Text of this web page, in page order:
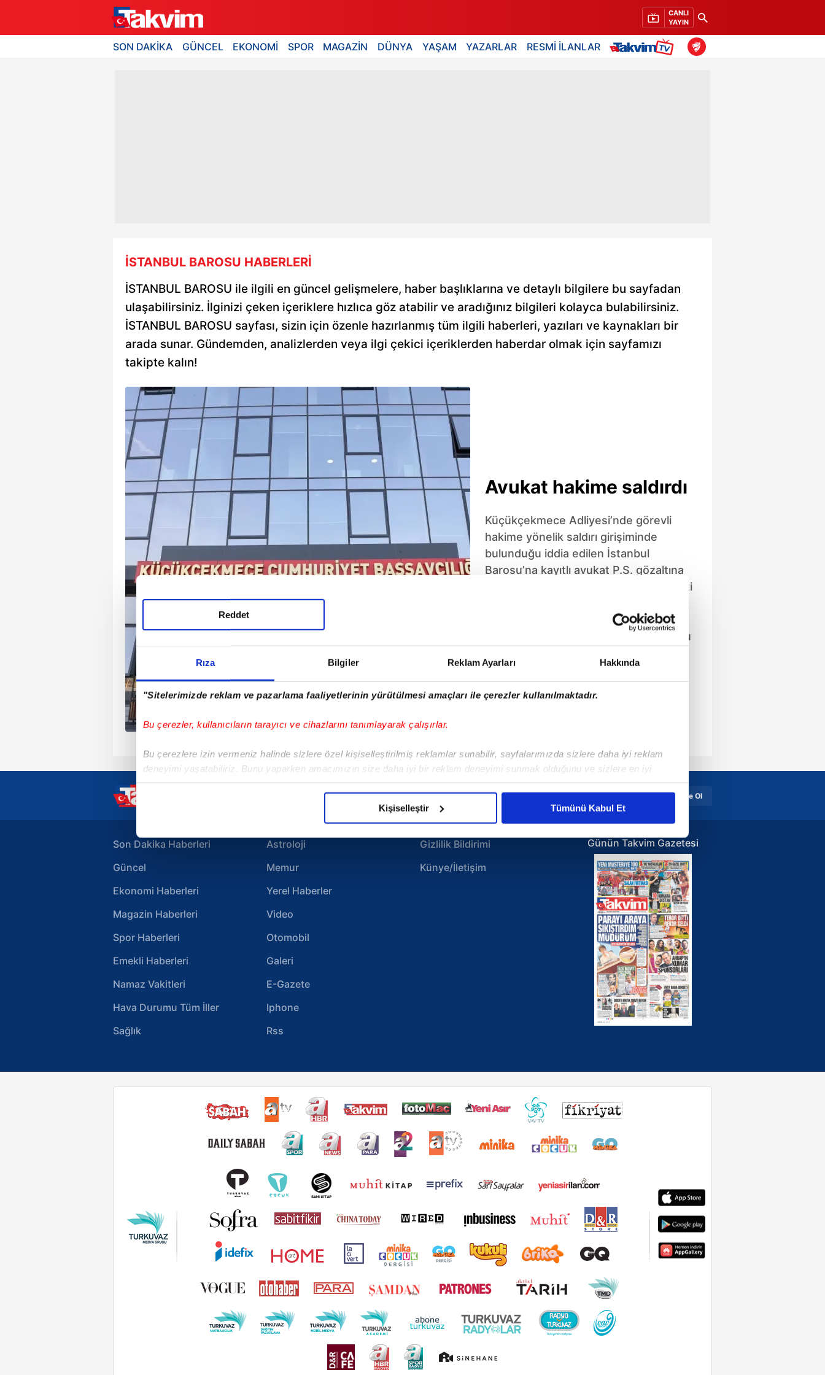
Rıza Bilgiler Reklam Ayarları Hakkında
"Sitelerimizde reklam ve pazarlama faaliyetlerinin yürütülmesi amaçları ile çerezler kullanılmaktadır.
Bu çerezler, kullanıcıların tarayıcı ve cihazlarını tanımlayarak çalışırlar.
Bu çerezlere izin vermeniz halinde sizlere özel kişiselleştirilmiş reklamlar sunabilir, sayfalarımızda sizlere daha iyi reklam
deneyimi yaşatabiliriz. Bunu yaparken amacımızın size daha iyi bir reklam deneyimi sunmak olduğunu ve sizlere en iyi
içerikleri sunabilmek adına elimizden gelen çabayı gösterdiğimizi ve bu noktada, reklamların maliyetlerimizi karşılamak
Sizlere daha iyi bir hizmet sunabilmek için İnternet Sitemizde kendimize ve üçüncü kişilere ait çerezler kullanılmaktadır. Bu
çerezler vasıtasıyla çeşitli kişisel verileriniz işlenmekte olup gerekli olan çerezler bilgi toplumu hizmetlerinin sunulması
amacıyla kullanılmaktadır. Diğer çerezler, sitemizin daha işlevsel kılınması ve kişiselleştirilmesi ve sizlere yönelik
Çerezlere ilişkin tercihlerinizi aşağıda yer alan panel vasıtasıyla belirleyebilirsiniz. Çerezlere ilişkin detaylı bilgi için Ayarlar
6698 sayılı Kişisel Verilerin Korunması Kanunu uyarınca hazırlanmış Aydınlatma Metnimizi okumak ve sitemizde ilgili
mevzuata uygun olarak kullanılan çerezlerle ilgili bilgi almak için lütfen
Reddet
Kişiselleştir Tümünü Kabul Et
CANLI
YAYIN
SON DAKİKA GÜNCEL EKONOMİ SPOR MAGAZİN DÜNYA YAŞAM YAZARLAR RESMİ İLANLAR
İSTANBUL BAROSU HABERLERİ
İSTANBUL BAROSU ile ilgili en güncel gelişmelere, haber başlıklarına ve detaylı bilgilere bu sayfadan
ulaşabilirsiniz. İlginizi çeken içeriklere hızlıca göz atabilir ve aradığınız bilgileri kolayca bulabilirsiniz.
İSTANBUL BAROSU sayfası, sizin için özenle hazırlanmış tüm ilgili haberleri, yazıları ve kaynakları bir
arada sunar. Gündemden, analizlerden veya ilgi çekici içeriklerden haberdar olmak için sayfamızı
takipte kalın!
Avukat hakime saldırdı
Küçükçekmece Adliyesi’nde görevli
hakime yönelik saldırı girişiminde
bulunduğu iddia edilen İstanbul
Barosu’na kayıtlı avukat P.S. gözaltına
alındı. Avukat hakkında hakimin şikayeti
suçundan soruşturma başlatıldığı
öğrenildi. Öte yandan avukat yurt duşu
serbest bırakıldı.
Üye Girişi Üye Ol
Son Dakika Haberleri
Güncel
Ekonomi Haberleri
Magazin Haberleri
Spor Haberleri
Emekli Haberleri
Namaz Vakitleri
Hava Durumu Tüm İller
Sağlık
Astroloji
Memur
Yerel Haberler
Video
Otomobil
Galeri
E-Gazete
Iphone
Rss
Gizlilik Bildirimi
Künye/İletişim
Günün Takvim Gazetesi